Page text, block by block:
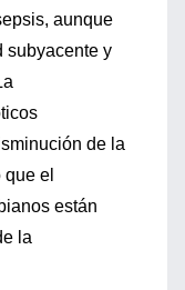
aunque
subyacente y
de la
el
están
la